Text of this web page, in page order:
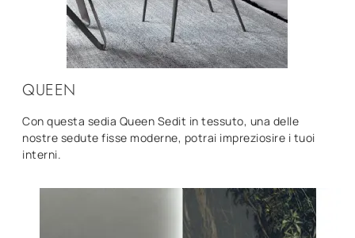
QUEEN
Con questa sedia Queen Sedit in tessuto, una delle
nostre sedute fisse moderne, potrai impreziosire i tuoi
interni.